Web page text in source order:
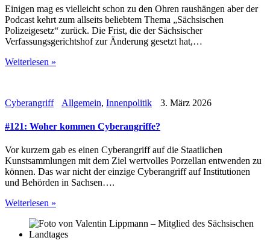
Einigen mag es vielleicht schon zu den Ohren raushängen aber der
Podcast kehrt zum allseits beliebtem Thema „Sächsischen
Polizeigesetz“ zurück. Die Frist, die der Sächsischer
Verfassungsgerichtshof zur Änderung gesetzt hat,…
Weiterlesen »
Cyberangriff Allgemein, Innenpolitik 3. März 2026
#121: Woher kommen Cyberangriffe?
Vor kurzem gab es einen Cyberangriff auf die Staatlichen
Kunstsammlungen mit dem Ziel wertvolles Porzellan entwenden zu
können. Das war nicht der einzige Cyberangriff auf Institutionen
und Behörden in Sachsen….
Weiterlesen »